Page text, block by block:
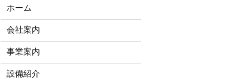
ホーム
会社案内
事業案内
設備紹介